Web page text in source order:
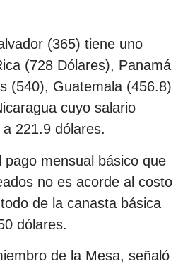
(365) tiene uno
(728 Dólares), Panamá
(540), Guatemala (456.8)
cuyo salario
221.9 dólares.
pago mensual básico que
no es acorde al costo
de la canasta básica
dólares.
de la Mesa, señaló